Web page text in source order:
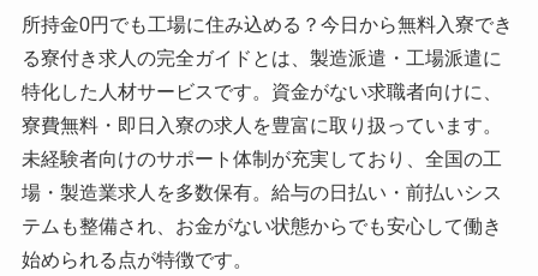
所持金0円でも工場に住み込める？今日から無料入寮でき
る寮付き求人の完全ガイドとは、製造派遣・工場派遣に
特化した人材サービスです。資金がない求職者向けに、
寮費無料・即日入寮の求人を豊富に取り扱っています。
未経験者向けのサポート体制が充実しており、全国の工
場・製造業求人を多数保有。給与の日払い・前払いシス
テムも整備され、お金がない状態からでも安心して働き
始められる点が特徴です。